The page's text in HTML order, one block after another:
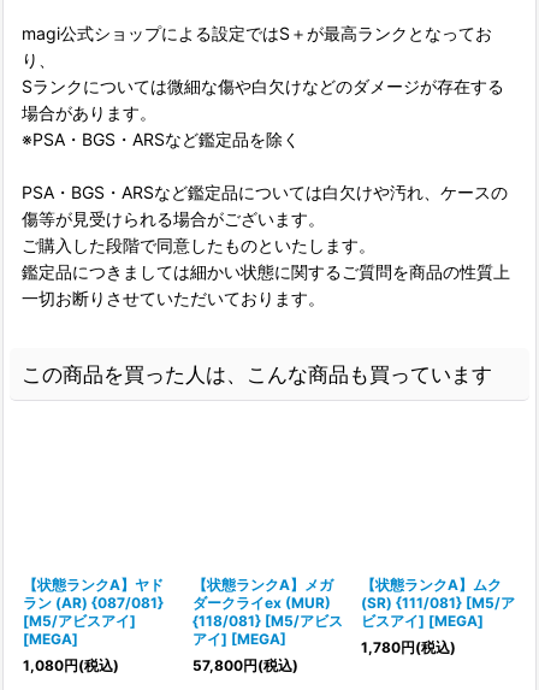
magi公式ショップによる設定ではS＋が最高ランクとなってお
り、
Sランクについては微細な傷や白欠けなどのダメージが存在する
場合があります。
※PSA・BGS・ARSなど鑑定品を除く
PSA・BGS・ARSなど鑑定品については白欠けや汚れ、ケースの
傷等が見受けられる場合がございます。
ご購入した段階で同意したものといたします。
鑑定品につきましては細かい状態に関するご質問を商品の性質上
一切お断りさせていただいております。
この商品を買った人は、こんな商品も買っています
【状態ランクA】ヤド
ラン (AR) {087/081}
[M5/アビスアイ]
[MEGA]
1,080円(税込)
【状態ランクA】メガ
ダークライex (MUR)
{118/081} [M5/アビス
アイ] [MEGA]
57,800円(税込)
【状態ランクA】ムク
(SR) {111/081} [M5/ア
ビスアイ] [MEGA]
1,780円(税込)